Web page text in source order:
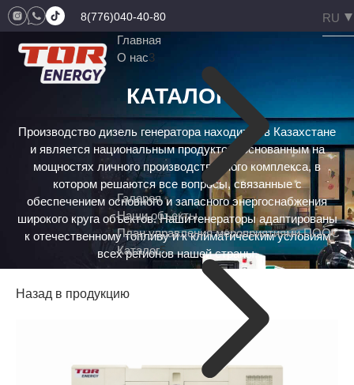
8(776)040-40-80
Главная
О нас3
Галерея
Наши объекты
План управления мероприятиями ПООС
Каталог5
КАТАЛОГ
Производство дизель генератора находится в Казахстане
и является национальным продуктом, основанным на
мощностях личного производственного комплекса, в
котором решаются все вопросы, связанные с
обеспечением основного и запасного энергоснабжения
широкого круга объектов. Наши генераторы адаптированы
к отечественному топливу и к климатическим условиям
всех регионов нашей страны.
Назад в продукцию